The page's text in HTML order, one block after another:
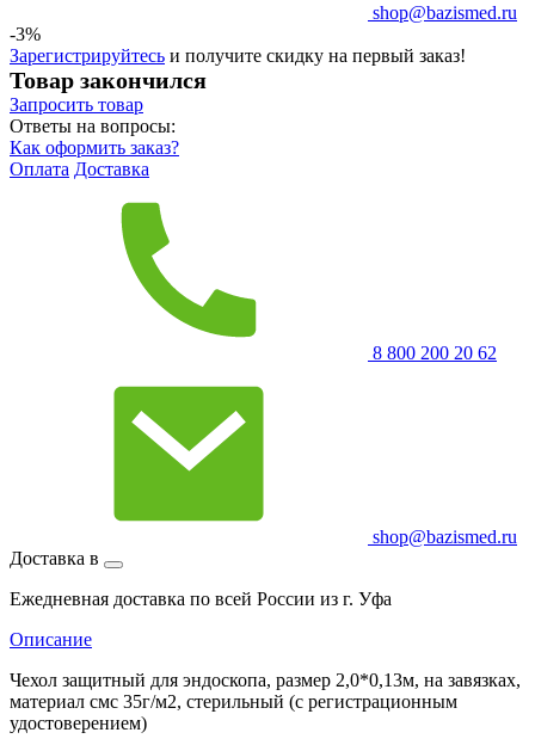
shop@bazismed.ru
-3%
Зарегистрируйтесь и получите скидку на первый заказ!
Товар закончился
Запросить товар
Ответы на вопросы:
Как оформить заказ?
Оплата Доставка
8 800 200 20 62
shop@bazismed.ru
Доставка в
Ежедневная доставка по всей России из г. Уфа
Описание
Чехол защитный для эндоскопа, размер 2,0*0,13м, на завязках,
материал смс 35г/м2, стерильный (с регистрационным
удостоверением)